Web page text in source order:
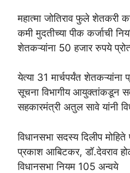
महात्मा जोतिराव फुले शेतकरी
कमी मुदतीच्या पीक कर्जाची
शेतकऱ्यांना 50 हजार रुपये
येत्या 31 मार्चपर्यंत शेतकऱ्यांना
सूचना विभागीय आयुक्तांकडून
सहकारमंत्री अतुल सावे यांनी
विधानसभा सदस्य दिलीप मोहिते
प्रकाश आबिटकर, डॉ.देवराव
विधानसभा नियम 105 अन्वये